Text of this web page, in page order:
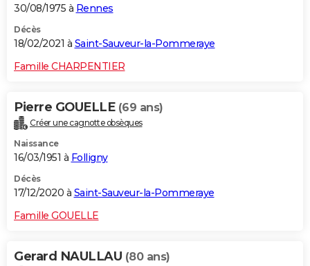
30/08/1975 à Rennes
Décès
18/02/2021 à Saint-Sauveur-la-Pommeraye
Famille CHARPENTIER
Pierre GOUELLE (69 ans)
Créer une cagnotte obsèques
Naissance
16/03/1951 à Folligny
Décès
17/12/2020 à Saint-Sauveur-la-Pommeraye
Famille GOUELLE
Gerard NAULLAU (80 ans)